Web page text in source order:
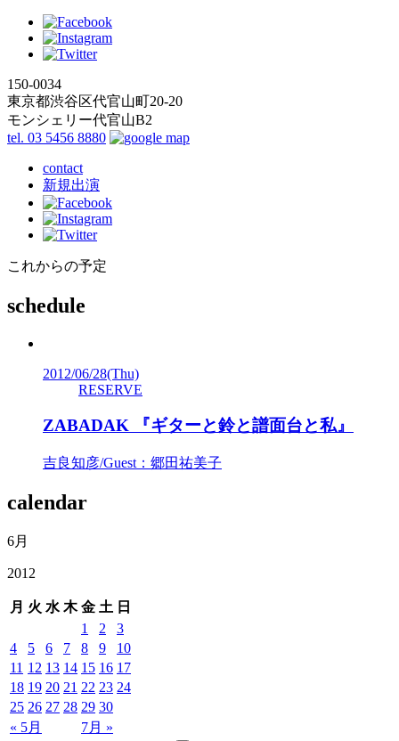
150-0034
東京都渋谷区代官山町20-20
モンシェリー代官山B2
tel. 03 5456 8880
contact
新規出演
これからの予定
schedule
2012/06/28(Thu)
RESERVE
ZABADAK 『ギターと鈴と譜面台と私』
吉良知彦/Guest：郷田祐美子
calendar
6月
2012
月 火 水 木 金 土 日
« 5月 7月 »
1 2
3
4
5 6 7 8 9
10
11 12 13 14 15 16 17
18 19 20 21 22 23 24
25 26 27 28 29 30